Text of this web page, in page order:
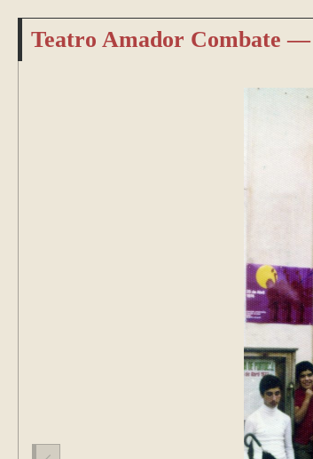
Teatro Amador Combate —